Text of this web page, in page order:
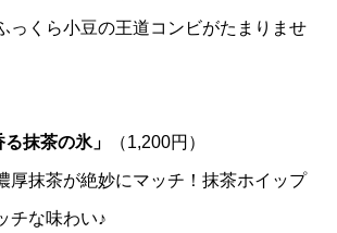
っくら小豆の王道コンビがたまりませ
る抹茶の氷」 （1,200円）
厚抹茶が絶妙にマッチ！抹茶ホイップ
チな味わい♪